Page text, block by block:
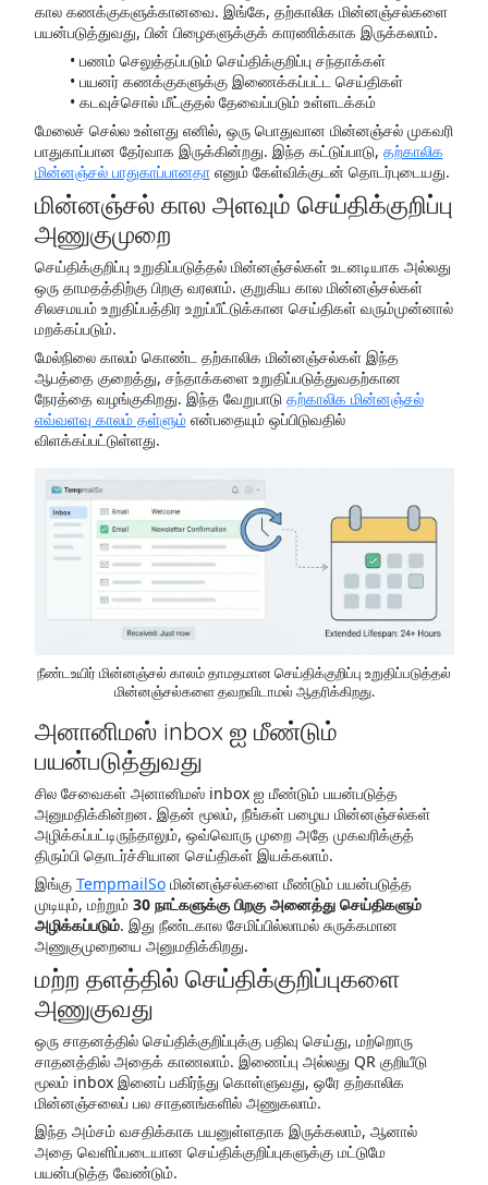
கால கணக்குகளுக்கானவை. இங்கே, தற்காலிக மின்னஞ்சல்களை
பயன்படுத்துவது, பின் பிழைகளுக்குக் காரணிக்காக இருக்கலாம்.
பணம் செலுத்தப்படும் செய்திக்குறிப்பு சந்தாக்கள்
பயனர் கணக்குகளுக்கு இணைக்கப்பட்ட செய்திகள்
கடவுச்சொல் மீட்குதல் தேவைப்படும் உள்ளடக்கம்
மேலைச் செல்ல உள்ளது எனில், ஒரு பொதுவான மின்னஞ்சல் முகவரி
பாதுகாப்பான தேர்வாக இருக்கின்றது. இந்த கட்டுப்பாடு, தற்காலிக
மின்னஞ்சல் பாதுகாப்பானதாஎனும் கேள்விக்குடன் தொடர்புடையது.
மின்னஞ்சல் கால அளவும் செய்திக்குறிப்பு
அணுகுமுறை
செய்திக்குறிப்பு உறுதிப்படுத்தல் மின்னஞ்சல்கள் உடனடியாக அல்லது
ஒரு தாமதத்திற்கு பிறகு வரலாம். குறுகிய கால மின்னஞ்சல்கள்
சிலசமயம் உறுதிப்பத்திர உறுப்பீட்டுக்கான செய்திகள் வரும்முன்னால்
மறக்கப்படும்.
மேல்நிலை காலம் கொண்ட தற்காலிக மின்னஞ்சல்கள் இந்த
ஆபத்தை குறைத்து, சந்தாக்களை உறுதிப்படுத்துவதற்கான
நேரத்தை வழங்குகிறது. இந்த வேறுபாடு தற்காலிக மின்னஞ்சல்
எவ்வளவு காலம் தள்ளும்என்பதையும் ஒப்பிடுவதில்
விளக்கப்பட்டுள்ளது.
நீண்டஉயிர் மின்னஞ்சல் காலம் தாமதமான செய்திக்குறிப்பு உறுதிப்படுத்தல்
மின்னஞ்சல்களை தவறவிடாமல் ஆதரிக்கிறது.
அனானிமஸ் inbox ஐ மீண்டும்
பயன்படுத்துவது
சில சேவைகள் அனானிமஸ் inbox ஐ மீண்டும் பயன்படுத்த
அனுமதிக்கின்றன. இதன் மூலம், நீங்கள் பழைய மின்னஞ்சல்கள்
அழிக்கப்பட்டிருந்தாலும், ஒவ்வொரு முறை அதே முகவரிக்குத்
திரும்பி தொடர்ச்சியான செய்திகள் இயக்கலாம்.
இங்கு TempmailSoமின்னஞ்சல்களை மீண்டும் பயன்படுத்த
முடியும், மற்றும் 30 நாட்களுக்கு பிறகு அனைத்து செய்திகளும்
அழிக்கப்படும். இது நீண்டகால சேமிப்பில்லாமல் சுருக்கமான
அணுகுமுறையை அனுமதிக்கிறது.
மற்ற தளத்தில் செய்திக்குறிப்புகளை
அணுகுவது
ஒரு சாதனத்தில் செய்திக்குறிப்புக்கு பதிவு செய்து, மற்றொரு
சாதனத்தில் அதைக் காணலாம். இணைப்பு அல்லது QR குறியீடு
மூலம் inbox இனைப் பகிர்ந்து கொள்ளுவது, ஒரே தற்காலிக
மின்னஞ்சலைப் பல சாதனங்களில் அணுகலாம்.
இந்த அம்சம் வசதிக்காக பயனுள்ளதாக இருக்கலாம், ஆனால்
அதை வெளிப்படையான செய்திக்குறிப்புகளுக்கு மட்டுமே
பயன்படுத்த வேண்டும்.